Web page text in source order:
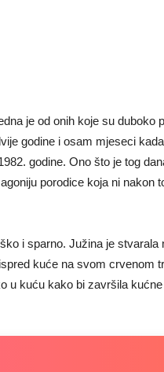
je od onih koje su duboko
godine i osam mjeseci
godine. Ono što je tog
porodice koja ni nakon
i sparno. Južina je stvarala
kuće na svom crvenom
u kuću kako bi završila